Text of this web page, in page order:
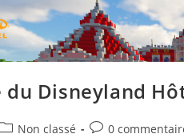
Disneyland
PostNon classé
Commentaires
0